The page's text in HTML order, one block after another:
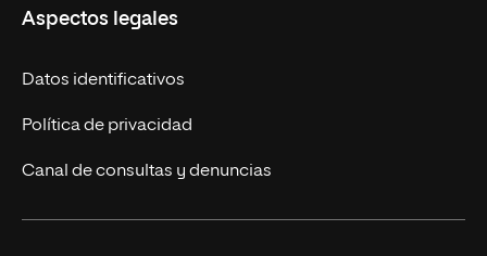
Cursos Europeos
Títulos Americanos
Alianza Newman
Nuestros alumnos
Únete a nosotros
Actualidad
Solicita información
Aspectos legales
Datos identificativos
Política de privacidad
Canal de consultas y denuncias